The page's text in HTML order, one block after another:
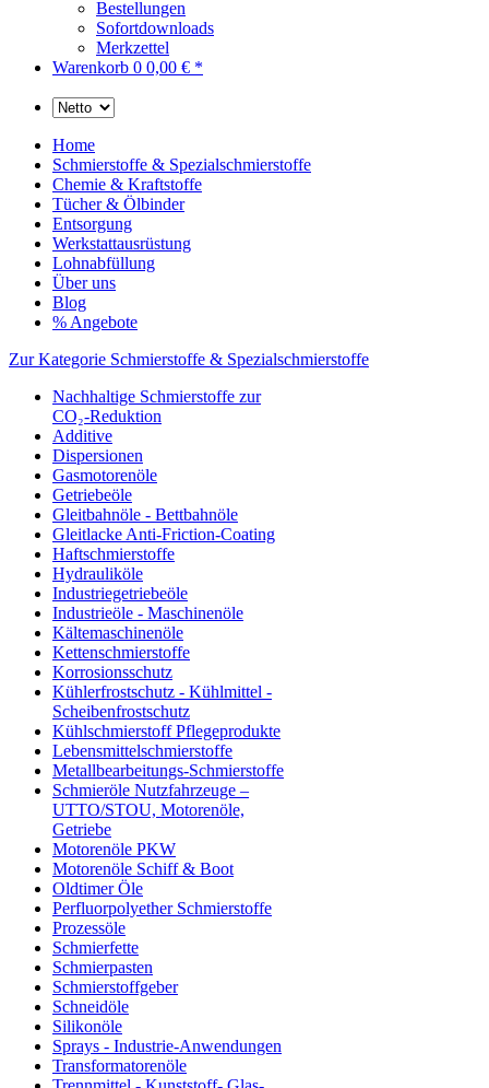
Bestellungen
Sofortdownloads
Merkzettel
Warenkorb 0 0,00 € *
Home
Schmierstoffe & Spezialschmierstoffe
Chemie & Kraftstoffe
Tücher & Ölbinder
Entsorgung
Werkstattausrüstung
Lohnabfüllung
Über uns
Blog
% Angebote
Zur Kategorie Schmierstoffe & Spezialschmierstoffe
Nachhaltige Schmierstoffe zur
CO₂-Reduktion
Additive
Dispersionen
Gasmotorenöle
Getriebeöle
Gleitbahnöle - Bettbahnöle
Gleitlacke Anti-Friction-Coating
Haftschmierstoffe
Hydrauliköle
Industriegetriebeöle
Industrieöle - Maschinenöle
Kältemaschinenöle
Kettenschmierstoffe
Korrosionsschutz
Kühlerfrostschutz - Kühlmittel -
Scheibenfrostschutz
Kühlschmierstoff Pflegeprodukte
Lebensmittelschmierstoffe
Metallbearbeitungs-Schmierstoffe
Schmieröle Nutzfahrzeuge –
UTTO/STOU, Motorenöle,
Getriebe
Motorenöle PKW
Motorenöle Schiff & Boot
Oldtimer Öle
Perfluorpolyether Schmierstoffe
Prozessöle
Schmierfette
Schmierpasten
Schmierstoffgeber
Schneidöle
Silikonöle
Sprays - Industrie-Anwendungen
Transformatorenöle